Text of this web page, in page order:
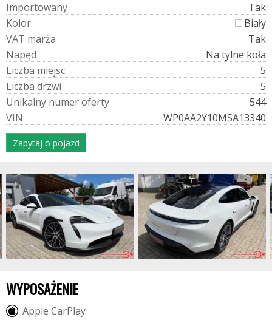
Importowany
Tak
Kolor
Biały
VAT marża
Tak
Napęd
Na tylne koła
Liczba miejsc
5
Liczba drzwi
5
Unikalny numeroferty
544
VIN WP0AA2Y10MSA13340
Zapytaj o pojazd
WYPOSAŻENIE
Apple CarPlay